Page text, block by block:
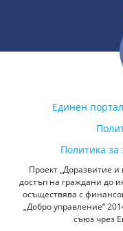
Единен
Политика
Проект „Доразвитие
достъп на граждани до
осъществява с
„Добро управление“
съюз чрез